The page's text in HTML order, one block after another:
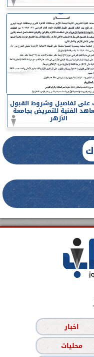
على تفاصيل وشروط القبول
الفنية للتمريض بجامعة
الأزهر
اخبار
محليات